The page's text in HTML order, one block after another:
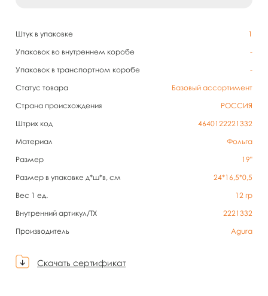
Штук в упаковке
1
Упаковок во внутреннем коробе
-
Упаковок в транспортном коробе
-
Статус товара
Базовый ассортимент
Страна происхождения
РОССИЯ
Штрих код
4640122221332
Материал
Фольга
Размер
19"
Размер в упаковке д*ш*в, см
24*16,5*0,5
Вес 1 ед.
12 гр
Внутренний артикул/TX
2221332
Производитель
Agura
Скачать сертификат